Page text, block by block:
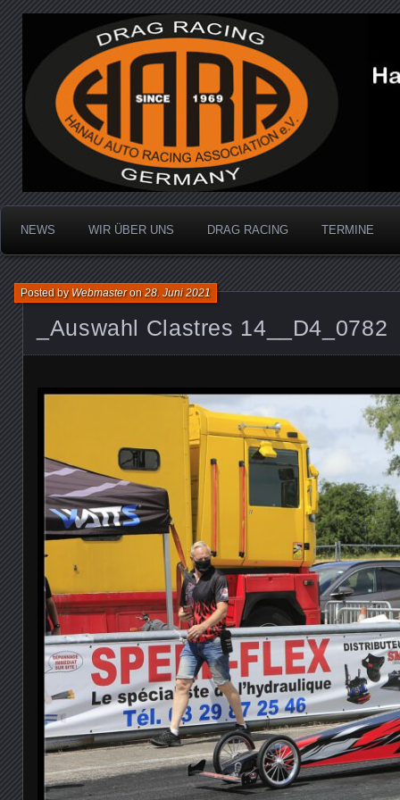
Hanau Auto Racing
Dragracing auf der 1/4 Meile
NEWS WIR ÜBER UNS DRAG RACING TERMINE
_Auswahl Clastres 14__D4_0782
Posted byWebmasteron28. Juni 2021